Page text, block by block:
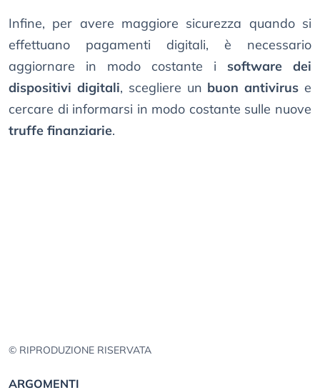
Infine, per avere maggiore sicurezza quando si
effettuano pagamenti digitali, è necessario
aggiornare in modo costante i software dei
dispositivi digitali, scegliere un buon antivirus e
cercare di informarsi in modo costante sulle nuove
truffe finanziarie.
© RIPRODUZIONE RISERVATA
ARGOMENTI